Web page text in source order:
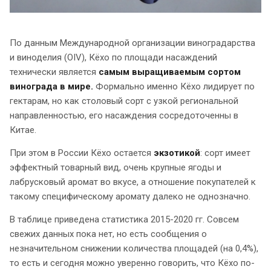
По данным Международной организации виноградарства
и виноделия (OIV), Кёхо по площади насаждений
технически является самым выращиваемым сортом
винограда в мире. Формально именно Кёхо лидирует по
гектарам, но как столовый сорт с узкой региональной
направленностью, его насаждения сосредоточенны в
Китае.
При этом в России Кёхо остается экзотикой: сорт имеет
эффектный товарный вид, очень крупные ягоды и
лабрусковый аромат во вкусе, а отношение покупателей к
такому специфическому аромату далеко не однозначно.
В таблице приведена статистика 2015-2020 гг. Совсем
свежих данных пока нет, но есть сообщения о
незначительном снижении количества площадей (на 0,4%),
то есть и сегодня можно уверенно говорить, что Кёхо по-